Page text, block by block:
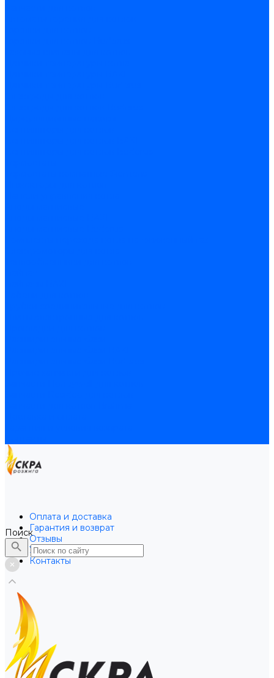
Оплата и доставка
Гарантия и возврат
Отзывы
Услуги
Контакты
Поиск